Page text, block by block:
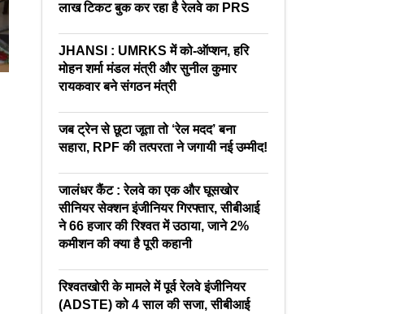
लाख टिकट बुक कर रहा है रेलवे का PRS
JHANSI : UMRKS में को-ऑप्शन, हरि
मोहन शर्मा मंडल मंत्री और सुनील कुमार
रायकवार बने संगठन मंत्री
जब ट्रेन से छूटा जूता तो ‘रेल मदद’ बना
सहारा, RPF की तत्परता ने जगायी नई उम्मीद!
जालंधर कैंट : रेलवे का एक और घूसखोर
सीनियर सेक्शन इंजीनियर गिरफ्तार, सीबीआई
ने 66 हजार की रिश्वत में उठाया, जाने 2%
कमीशन की क्या है पूरी कहानी
रिश्वतखोरी के मामले में पूर्व रेलवे इंजीनियर
(ADSTE) को 4 साल की सजा, सीबीआई